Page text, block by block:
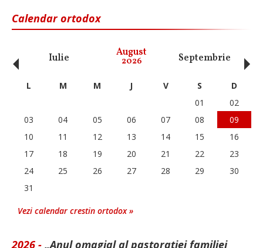
Calendar ortodox
Iulie August
2026 Septembrie
‹ L M M J V S
D
01
02
03
04 05 06 07 08
09
10
11 12 13 14 15
16
17
18 19 20 21 22
23
24
25 26 27 28 29
30
31
Vezi calendar crestin ortodox »
2026 - „Anul omagial al pastorației familiei